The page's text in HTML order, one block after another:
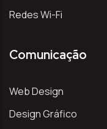
Redes Wi-Fi
Comunicação
Web Design
Design Gráfico